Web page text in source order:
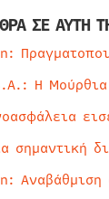
ΣΕ ΑΥΤΗ
Η
σημαντική